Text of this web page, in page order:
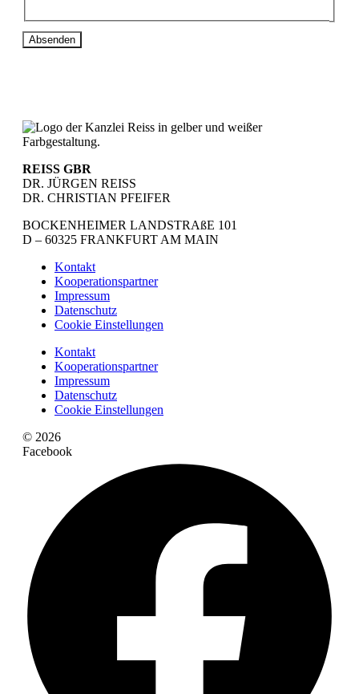
Absenden
REISS GBR
DR. JÜRGEN REISS
DR. CHRISTIAN PFEIFER
BOCKENHEIMER LANDSTRAßE 101
D – 60325 FRANKFURT AM MAIN
Kontakt
Kooperationspartner
Impressum
Datenschutz
Cookie Einstellungen
Kontakt
Kooperationspartner
Impressum
Datenschutz
Cookie Einstellungen
© 2026
Facebook